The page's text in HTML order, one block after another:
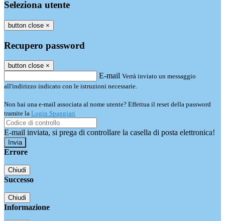
Seleziona utente
button close ×
Recupero password
button close ×
E-mail Verrà inviato un messaggio
all'indirizzo indicato con le istruzioni necessarie.
Non hai una e-mail associata al nome utente? Effettua il reset della password
tramite la Login Spaggiari
E-mail inviata, si prega di controllare la casella di posta elettronica!
Errore
Chiudi
Successo
Chiudi
Informazione